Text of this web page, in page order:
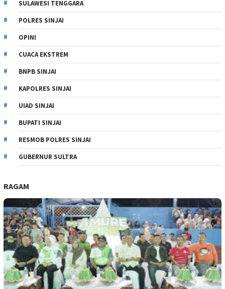
SULAWESI TENGGARA
POLRES SINJAI
OPINI
CUACA EKSTREM
BNPB SINJAI
KAPOLRES SINJAI
UIAD SINJAI
BUPATI SINJAI
RESMOB POLRES SINJAI
GUBERNUR SULTRA
RAGAM